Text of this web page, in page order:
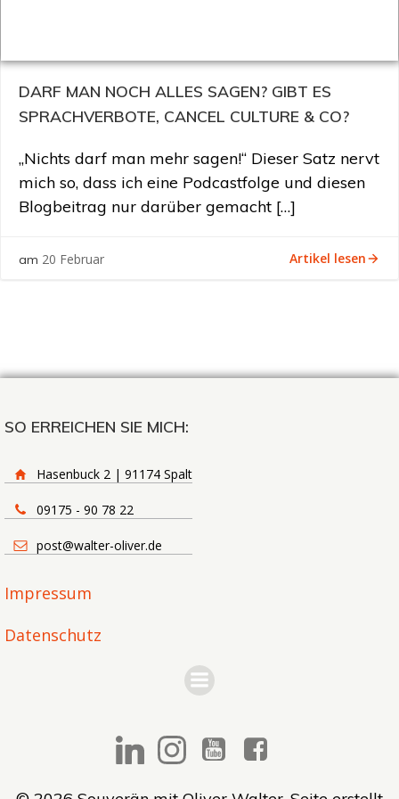
DARF MAN NOCH ALLES SAGEN? GIBT ES
SPRACHVERBOTE, CANCEL CULTURE & CO?
„Nichts darf man mehr sagen!“ Dieser Satz nervt
mich so, dass ich eine Podcastfolge und diesen
Blogbeitrag nur darüber gemacht […]
am 20 Februar Artikel lesen
SO ERREICHEN SIE MICH:
Hasenbuck 2 | 91174 Spalt
09175 - 90 78 22
post@walter-oliver.de
Impressum
Datenschutz